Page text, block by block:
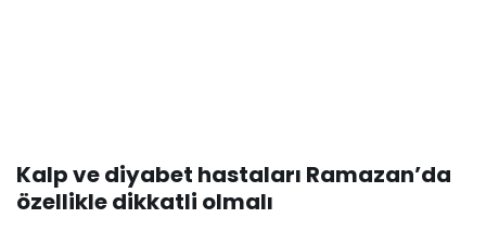
Kalp ve diyabet hastaları Ramazan’da
özellikle dikkatli olmalı